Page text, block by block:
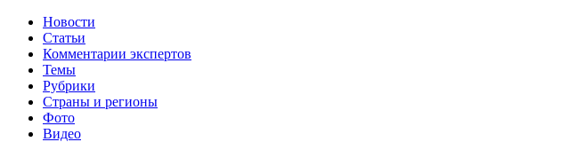
Новости
Статьи
Комментарии экспертов
Темы
Рубрики
Страны и регионы
Фото
Видео